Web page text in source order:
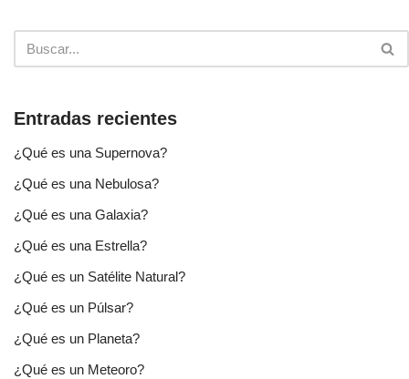
Entradas recientes
¿Qué es una Supernova?
¿Qué es una Nebulosa?
¿Qué es una Galaxia?
¿Qué es una Estrella?
¿Qué es un Satélite Natural?
¿Qué es un Púlsar?
¿Qué es un Planeta?
¿Qué es un Meteoro?